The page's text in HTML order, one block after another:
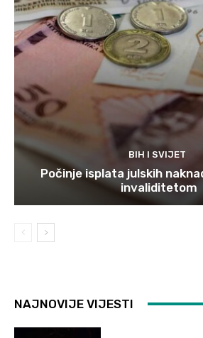
BIH I SVIJET
Počinje isplata julskih
invaliditetom
NAJNOVIJE VIJESTI